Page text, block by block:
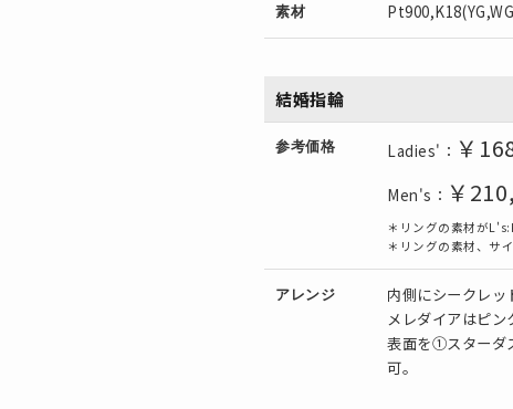
素材
結婚指輪
参考価格 Ladies'： ￥
Men's： ￥
＊リングの素材が
＊リングの素材、サ
アレンジ
内側にシークレッ
メレダイアはピン
表面を①スターダ
可。